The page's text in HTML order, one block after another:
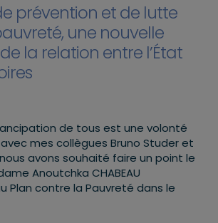
prévention et de lutte
une nouvelle
la relation entre l’État
de tous est une volonté
mes collègues Bruno Studer et
avons souhaité faire un point le
Anoutchka CHABEAU
Plan contre la Pauvreté dans le